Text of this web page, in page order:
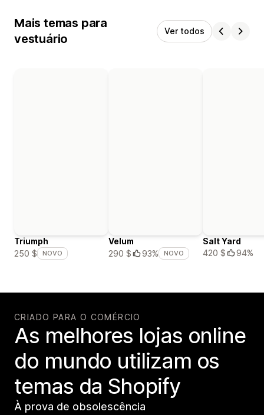
Mais temas para
vestuário
Ver todos
Triumph
250 $
NOVO
Velum
290 $
93% NOVO
Salt Yard
420 $
94%
CRIADO PARA O COMÉRCIO
As melhores lojas online
do mundo utilizam os
temas da Shopify
À prova de obsolescência